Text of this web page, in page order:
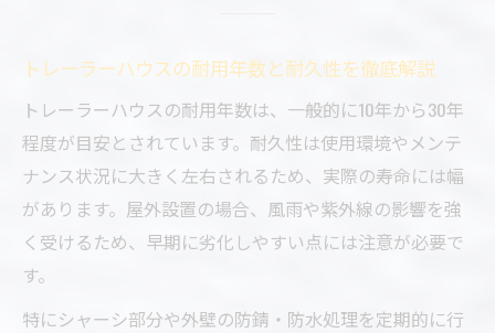
トレーラーハウスの耐用年数と耐久性を徹底解説
トレーラーハウスの耐用年数は、一般的に10年から30年
程度が目安とされています。耐久性は使用環境やメンテ
ナンス状況に大きく左右されるため、実際の寿命には幅
があります。屋外設置の場合、風雨や紫外線の影響を強
く受けるため、早期に劣化しやすい点には注意が必要で
す。
特にシャーシ部分や外壁の防錆・防水処理を定期的に行